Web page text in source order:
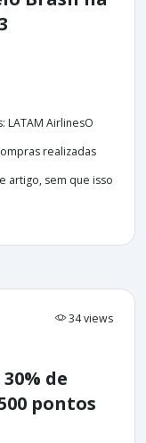
LATAM AirlinesO
realizadas
artigo, sem que isso
34 views
de
pontos